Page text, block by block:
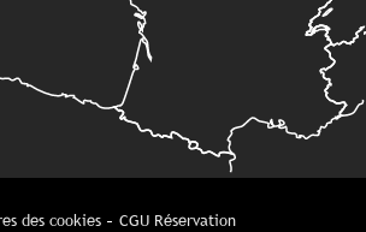
des cookies CGU Réservation